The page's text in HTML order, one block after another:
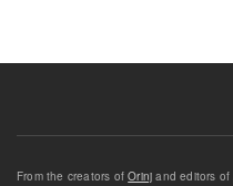
From the creators ofOrinj and editors of